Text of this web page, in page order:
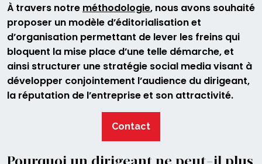
À travers notre méthodologie, nous avons souhaité
proposer un modèle d’éditorialisation et
d’organisation permettant de lever les freins qui
bloquent la mise place d’une telle démarche, et
ainsi structurer une stratégie social media visant à
développer conjointement l’audience du dirigeant,
la réputation de l’entreprise et son attractivité.
Contact
Pourquoi un dirigeant ne peut-il plus